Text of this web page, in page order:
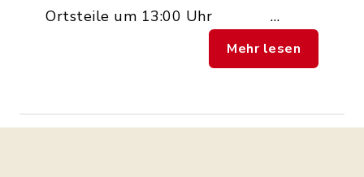
Ortsteile um 13:00 Uhr …
Mehr lesen